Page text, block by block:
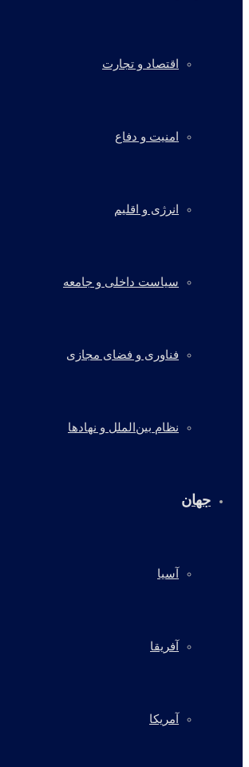
اقتصاد و تجارت
امنیت و دفاع
انرژی و اقلیم
سیاست داخلی و جامعه
فناوری و فضای مجازی
نظام بین‌الملل و نهادها
جهان
آسیا
آفریقا
آمریکا